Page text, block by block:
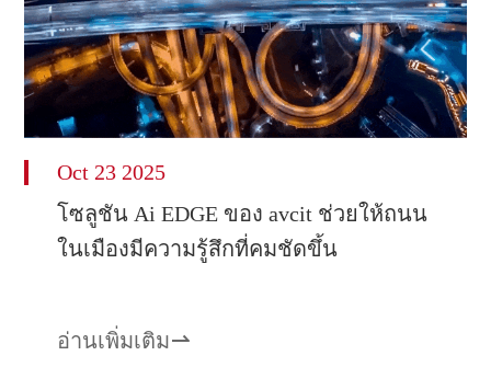
Oct 23 2025
โซลูชัน Ai EDGE ของ avcit ช่วยให้ถนน
ในเมืองมีความรู้สึกที่คมชัดขึ้น
อ่านเพิ่มเติม